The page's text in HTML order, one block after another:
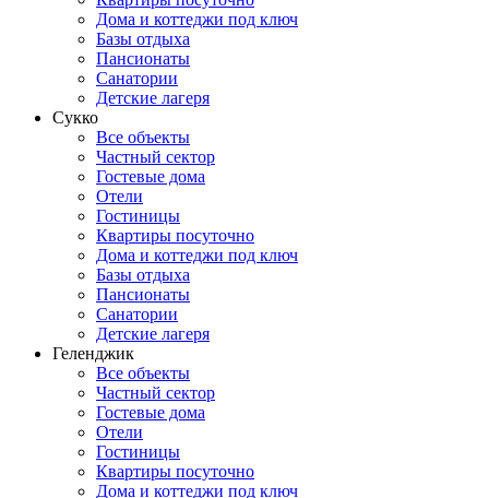
Дома и коттеджи под ключ
Базы отдыха
Пансионаты
Санатории
Детские лагеря
Сукко
Все объекты
Частный сектор
Гостевые дома
Отели
Гостиницы
Квартиры посуточно
Дома и коттеджи под ключ
Базы отдыха
Пансионаты
Санатории
Детские лагеря
Геленджик
Все объекты
Частный сектор
Гостевые дома
Отели
Гостиницы
Квартиры посуточно
Дома и коттеджи под ключ